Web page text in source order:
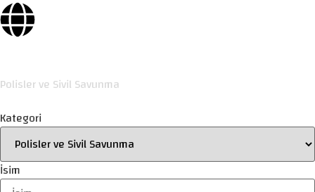
Polisler ve Sivil Savunma
Kategori
İsim